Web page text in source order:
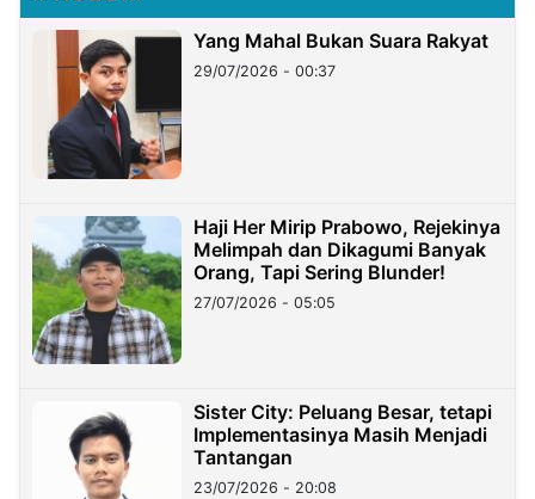
Yang Mahal Bukan Suara Rakyat
29/07/2026 - 00:37
Haji Her Mirip Prabowo, Rejekinya
Melimpah dan Dikagumi Banyak
Orang, Tapi Sering Blunder!
27/07/2026 - 05:05
Sister City: Peluang Besar, tetapi
Implementasinya Masih Menjadi
Tantangan
23/07/2026 - 20:08